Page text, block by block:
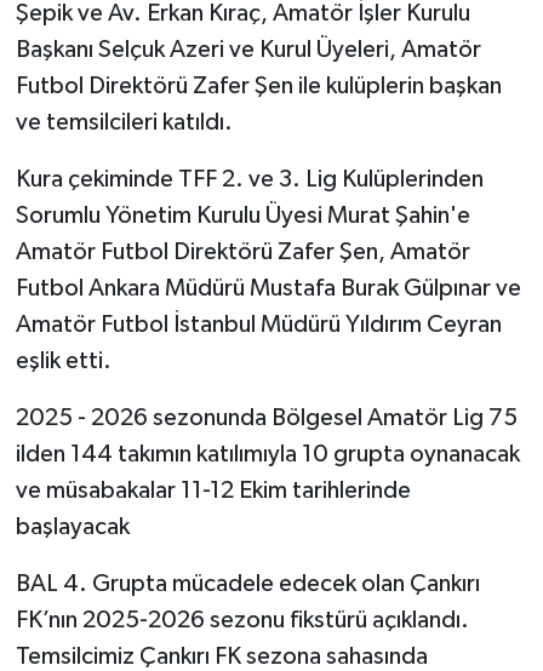
Şepik ve Av. Erkan Kıraç, Amatör İşler Kurulu
Başkanı Selçuk Azeri ve Kurul Üyeleri, Amatör
Futbol Direktörü Zafer Şen ile kulüplerin başkan
ve temsilcileri katıldı.
Kura çekiminde TFF 2. ve 3. Lig Kulüplerinden
Sorumlu Yönetim Kurulu Üyesi Murat Şahin'e
Amatör Futbol Direktörü Zafer Şen, Amatör
Futbol Ankara Müdürü Mustafa Burak Gülpınar ve
Amatör Futbol İstanbul Müdürü Yıldırım Ceyran
eşlik etti.
2025 - 2026 sezonunda Bölgesel Amatör Lig 75
ilden 144 takımın katılımıyla 10 grupta oynanacak
ve müsabakalar 11-12 Ekim tarihlerinde
başlayacak
BAL 4. Grupta mücadele edecek olan Çankırı
FK’nın 2025-2026 sezonu fikstürü açıklandı.
Temsilcimiz Çankırı FK sezona sahasında